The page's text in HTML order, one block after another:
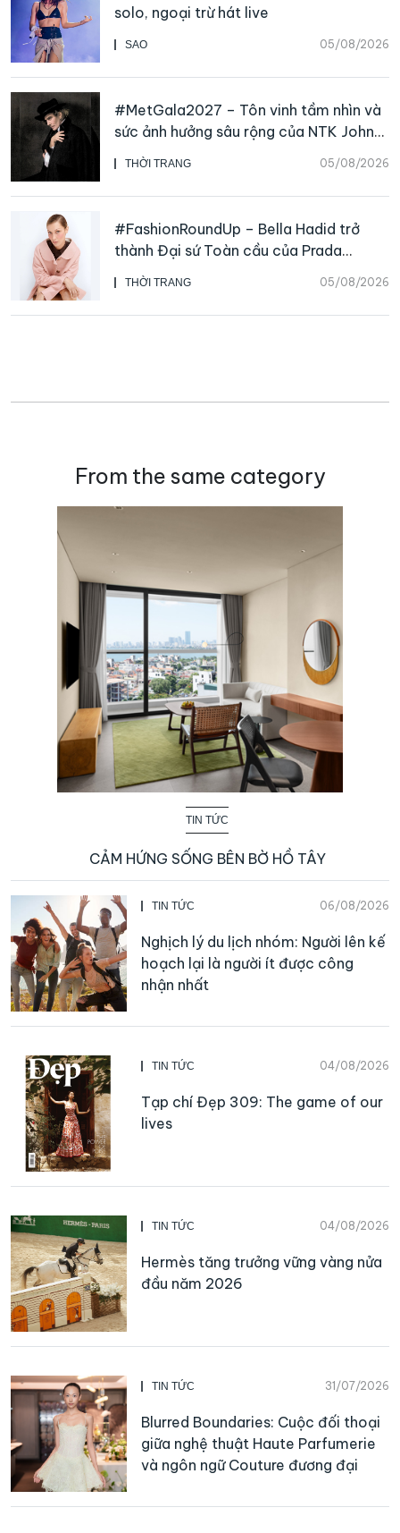
SAO 05/08/2026
solo, ngoại trừ hát live
THỜI TRANG 05/08/2026
#MetGala2027 – Tôn vinh tầm nhìn và
sức ảnh hưởng sâu rộng của NTK John
Galliano
THỜI TRANG 05/08/2026
#FashionRoundUp – Bella Hadid trở
thành Đại sứ Toàn cầu của Prada
Beauty, CHANEL mua lại Charvet
From the same category
TIN TỨC
CẢM HỨNG SỐNG BÊN BỜ HỒ TÂY
TIN TỨC 06/08/2026
Nghịch lý du lịch nhóm: Người lên kế
hoạch lại là người ít được công
nhận nhất
TIN TỨC 04/08/2026
Tạp chí Đẹp 309: The game of our
lives
TIN TỨC 04/08/2026
Hermès tăng trưởng vững vàng nửa
đầu năm 2026
TIN TỨC 31/07/2026
Blurred Boundaries: Cuộc đối thoại
giữa nghệ thuật Haute Parfumerie
và ngôn ngữ Couture đương đại